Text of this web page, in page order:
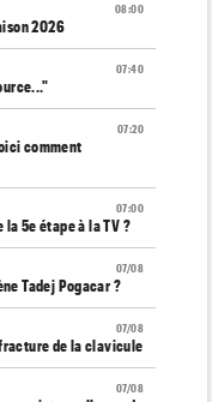
08:00
2026
07:40
07:20
comment
07:00
5e étape à la TV ?
07/08
Tadej Pogacar ?
07/08
de la clavicule
07/08